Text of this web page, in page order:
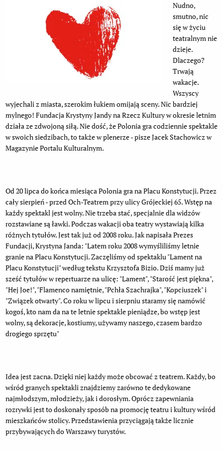
Nudno,
smutno, nic
się w życiu
teatralnym nie
dzieje.
Dlaczego?
Trwają
wakacje.
Wszyscy
wyjechali z miasta, szerokim łukiem omijają sceny. Nic bardziej
mylnego! Fundacja Krystyny Jandy na Rzecz Kultury w okresie letnim
działa ze zdwojoną siłą. Nie dość, że Polonia gra codziennie spektakle
w swoich siedzibach, to także w plenerze - pisze Jacek Stachowicz w
Magazynie Portalu Kulturalnym.
Od 20 lipca do końca miesiąca Polonia gra na Placu Konstytucji. Przez
cały sierpień - przed Och-Teatrem przy ulicy Grójeckiej 65. Wstęp na
każdy spektakl jest wolny. Nie trzeba stać, specjalnie dla widzów
rozstawiane są ławki. Podczas wakacji oba teatry wystawiają kilka
różnych tytułów. Jest tak już od 2008 roku. Jak napisała Prezes
Fundacji, Krystyna Janda: "Latem roku 2008 wymyśliliśmy letnie
granie na Placu Konstytucji. Zaczęliśmy od spektaklu "Lament na
Placu Konstytucji" według tekstu Krzysztofa Bizio. Dziś mamy już
sześć tytułów w repertuarze na ulicę: "Lament", "Starość jest piękna",
"Hej Joe!", "Flamenco namiętnie, "Pchła Szachrajka", "Kopciuszek" i
"Związek otwarty". Co roku w lipcu i sierpniu staramy się namówić
kogoś, kto nam da na te letnie spektakle pieniądze, bo wstęp jest
wolny, są dekoracje, kostiumy, używamy naszego, czasem bardzo
drogiego sprzętu"
Idea jest zacna. Dzięki niej każdy może obcować z teatrem. Każdy, bo
wśród granych spektakli znajdziemy zarówno te dedykowane
najmłodszym, młodzieży, jak i dorosłym. Oprócz zapewniania
rozrywki jest to doskonały sposób na promocję teatru i kultury wśród
mieszkańców stolicy. Przedstawienia przyciągają także licznie
przybywających do Warszawy turystów.